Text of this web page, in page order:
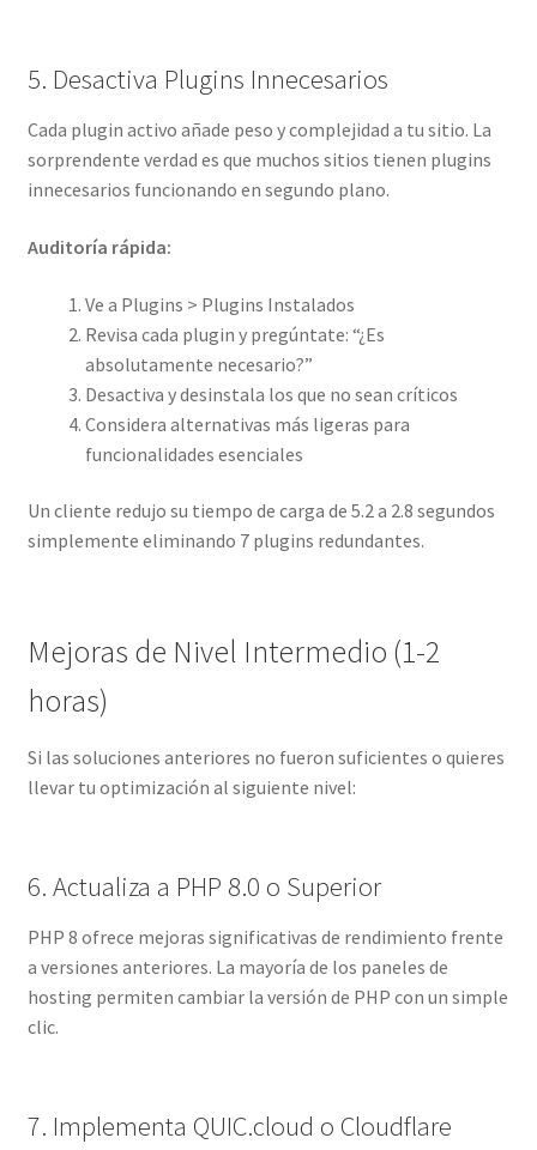
5. Desactiva Plugins Innecesarios
Cada plugin activo añade peso y complejidad a tu sitio. La
sorprendente verdad es que muchos sitios tienen plugins
innecesarios funcionando en segundo plano.
Auditoría rápida:
Ve a Plugins > Plugins Instalados
Revisa cada plugin y pregúntate: “¿Es
absolutamente necesario?”
Desactiva y desinstala los que no sean críticos
Considera alternativas más ligeras para
funcionalidades esenciales
Un cliente redujo su tiempo de carga de 5.2 a 2.8 segundos
simplemente eliminando 7 plugins redundantes.
Mejoras de Nivel Intermedio (1-2
horas)
Si las soluciones anteriores no fueron suficientes o quieres
llevar tu optimización al siguiente nivel:
6. Actualiza a PHP 8.0 o Superior
PHP 8 ofrece mejoras significativas de rendimiento frente
a versiones anteriores. La mayoría de los paneles de
hosting permiten cambiar la versión de PHP con un simple
clic.
7. Implementa QUIC.cloud o Cloudflare